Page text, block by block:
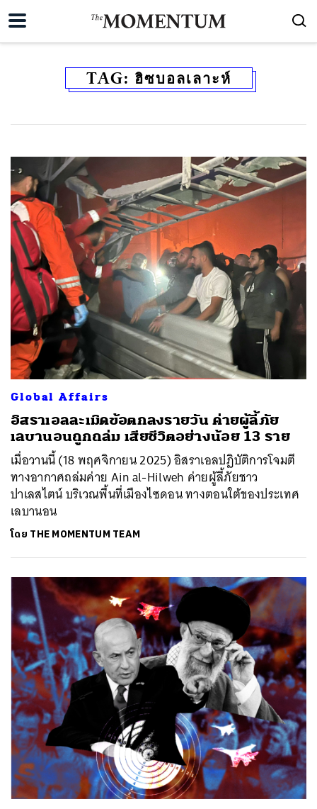
TAG: ฮิซบอลเลาะห์
Global Affairs
อิสราเอลละเมิดข้อตกลงรายวัน ค่ายผู้ลี้ภัย
เลบานอนถูกถล่ม เสียชีวิตอย่างน้อย 13 ราย
เมื่อวานนี้ (18 พฤศจิกายน 2025) อิสราเอลปฏิบัติการโจมตี
ทางอากาศถล่มค่าย Ain al-Hilweh ค่ายผู้ลี้ภัยชาว
ปาเลสไตน์ บริเวณพื้นที่เมืองไซดอน ทางตอนใต้ของประเทศ
เลบานอน
โดย THE MOMENTUM TEAM